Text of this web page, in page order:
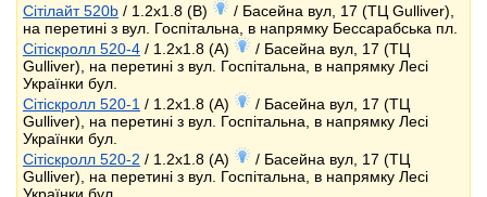
Сітілайт 520b / 1.2x1.8 (B)
/ Басейна вул, 17 (ТЦ Gulliver),
на перетині з вул. Госпітальна, в напрямку Бессарабська пл.
Сітіскролл 520-4 / 1.2x1.8 (A)
/ Басейна вул, 17 (ТЦ
Gulliver), на перетині з вул. Госпітальна, в напрямку Лесі
Українки бул.
Сітіскролл 520-1 / 1.2x1.8 (A)
/ Басейна вул, 17 (ТЦ
Gulliver), на перетині з вул. Госпітальна, в напрямку Лесі
Українки бул.
Сітіскролл 520-2 / 1.2x1.8 (A)
/ Басейна вул, 17 (ТЦ
Gulliver), на перетині з вул. Госпітальна, в напрямку Лесі